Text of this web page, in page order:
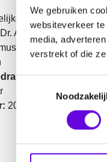
We gebruiken
websiteverkeer
media,
verstrekt of die
e
beperking en
Dr. A.M. van Eeghen
Medisch Centrum,
€ 205.987,-
20-14